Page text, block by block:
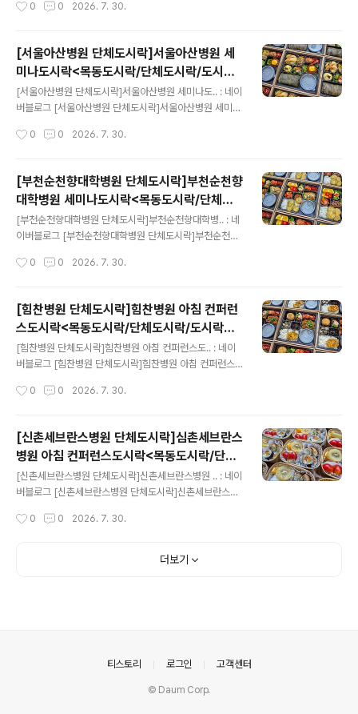
m 0 0 2026. 7. 30.
[서울아산병원 단체도시락]서울아산병원 세
미나도시락<목동도시락/단체도시락/도시락
케이터링:원스피크닉>
[서울아산병원 단체도시락]서울아산병원 세미나도.. : 네이
버블로그 [서울아산병원 단체도시락]서울아산병원 세미나
0 0 2026. 7. 30.
[부천순천향대학병원 단체도시락]부천순천향
대학병원 세미나도시락<목동도시락/단체도
시락/도시락케이터링:원스피크닉>
[부천순천향대학병원 단체도시락]부천순천향대학병.. : 네
이버블로그 [부천순천향대학병원 단체도시락]부천순천향
er.com
0 0 2026. 7. 30.
[힘찬병원 단체도시락]힘찬병원 아침 컨퍼런
스도시락<목동도시락/단체도시락/도시락케
이터링:원스피크닉>
[힘찬병원 단체도시락]힘찬병원 아침 컨퍼런스도.. : 네이
버블로그 [힘찬병원 단체도시락]힘찬병원 아침 컨퍼런스
0 0 2026. 7. 30.
[신촌세브란스병원 단체도시락]심촌세브란스
병원 아침 컨퍼런스도시락<목동도시락/단체
도시락/도시락케이터링:원스피크닉>
[신촌세브란스병원 단체도시락]신촌세브란스병원 .. : 네이
버블로그 [신촌세브란스병원 단체도시락]신촌세브란스병
ver.com
0 0 2026. 7. 30.
더보기
티스토리 로그인 고객센터
© Daum Corp.